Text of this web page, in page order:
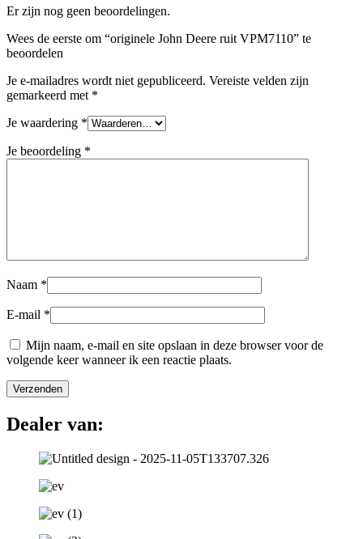
Er zijn nog geen beoordelingen.
Wees de eerste om “originele John Deere ruit VPM7110” te
beoordelen
Je e-mailadres wordt niet gepubliceerd. Vereiste velden zijn
gemarkeerd met *
Je waardering *
Je beoordeling *
Naam *
E-mail *
Mijn naam, e-mail en site opslaan in deze browser voor de
volgende keer wanneer ik een reactie plaats.
Dealer van: